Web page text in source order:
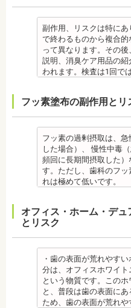
エアフローは、歯面清
ウダー粒子をジェット
びりついた汚れを落とす
に歯の着色やタバコの
ていますが、歯周ポケ
も効果があります。
監修医情報 菊地由利佳
日本歯科大学新潟生命歯
正確な結果が出ないこ
合もあります。健康保
なります。
備考
ご自身の唾液の量、性
り、虫歯予防とセルフ
す。
になる程歯が溶けやすい
た、よく噛んでいるか
同時に確認します。
監修医情報 菊地由利佳
【プロフィール】
日本歯科大学新潟生命歯
新潟大学医歯学総合病院
都内歯科医院にて勤務
副作用、リスクは特に
で終わるものから複合
って異なります。その
説明、消臭ケア用品の
われます。検査は1回で
備考
口臭は、体調や病気と
臭で悩んでいる場合は
必要です。また、よく
不足、喫煙や飲酒などが
原因がわかれば口臭軽減
す。
監修医情報 菊地由利佳
新潟大学医歯学総合病院
都内歯科医院にて勤務
フッ素塗布の副作用とリ
フッ素の過剰摂取は、
した場合）、 慢性中毒
頻回に長期間摂取した
す。ただし、歯科のフ
れは極めて低いです。
（過剰摂取）推定中毒
週5回法のフッ化物洗口
溶液）を40人分一度に
省 フッ化物の急性中毒
また、フッ素を塗った
や磨き残しがあれば虫
素は虫歯ができにくく
シ、歯間掃除などは必要
備考 フッ素を塗布して
オフィス・ホーム・デ
とリスク
・歯の表面が荒れやす
分は、オフィスホワイ
という物質です。この
と、普段は歯の表面に
ため、歯の表面が荒れ